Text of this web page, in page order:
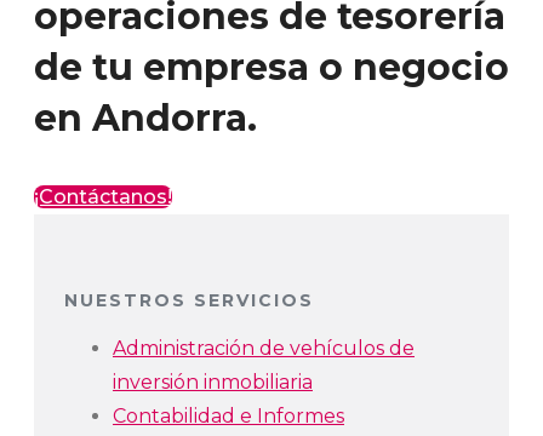
operaciones de tesorería
de tu empresa o negocio
en Andorra.
¡Contáctanos!
NUESTROS SERVICIOS
Administración de vehículos de
inversión inmobiliaria
Contabilidad e Informes